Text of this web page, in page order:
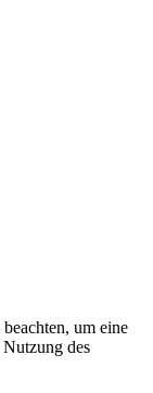
um eine
des